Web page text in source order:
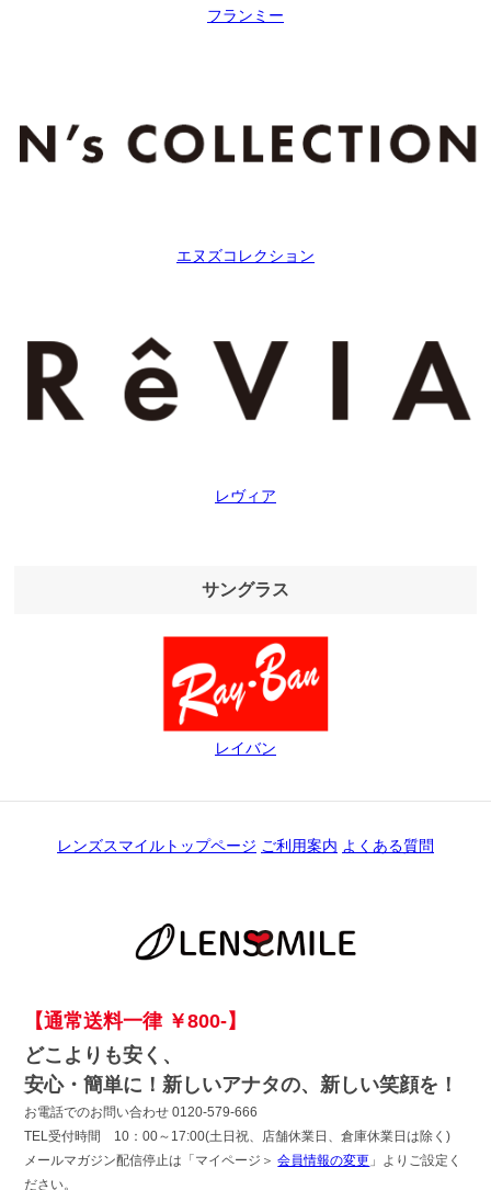
フランミー
エヌズコレクション
レヴィア
サングラス
レイバン
レンズスマイルトップページ ご利用案内 よくある質問
【通常送料一律 ￥800-】
どこよりも安く、
安心・簡単に！新しいアナタの、新しい笑顔を！
お電話でのお問い合わせ 0120-579-666
TEL受付時間 10：00～17:00(土日祝、店舗休業日、倉庫休業日は除く)
メールマガジン配信停止は「マイページ＞会員情報の変更 」よりご設定く
ださい。